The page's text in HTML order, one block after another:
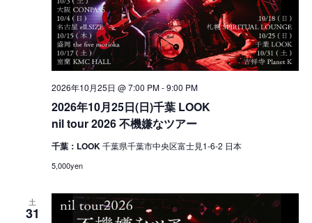
2026年10月25日(日)千葉 LOOK
nil tour 2026 不機嫌なツアー
2026年10月25日 @ 7:00 PM-9:00 PM
千葉：LOOK 千葉県千葉市中央区富士見1-6-2 日本
5,000yen
土
31